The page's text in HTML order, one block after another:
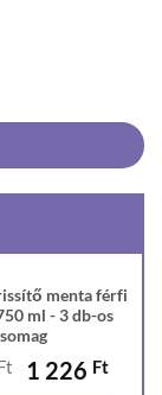
menta férfi
ml - 3 db-os
Original
1 226 Ft